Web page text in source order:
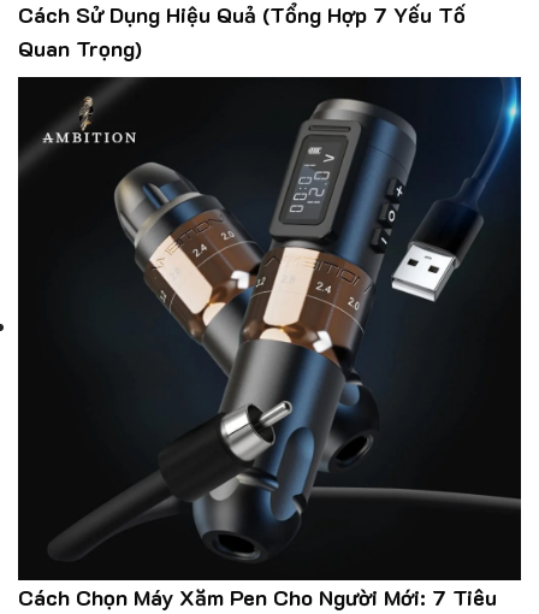
Cách Sử Dụng Hiệu Quả (Tổng Hợp 7 Yếu Tố
Quan Trọng)
Cách Chọn Máy Xăm Pen Cho Người Mới: 7 Tiêu